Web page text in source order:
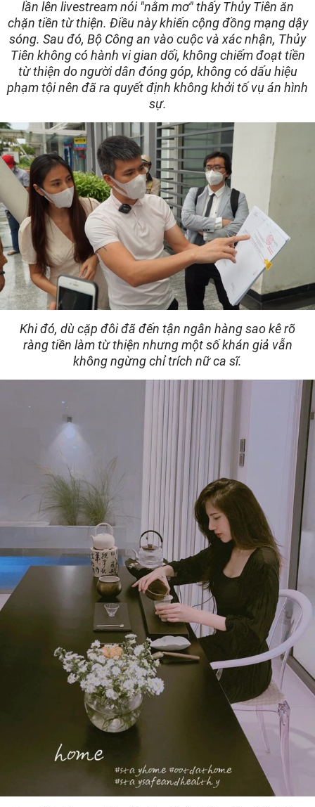
lần lên livestream nói "nằm mơ" thấy Thủy Tiên ăn
chặn tiền từ thiện. Điều này khiến cộng đồng mạng dậy
sóng. Sau đó, Bộ Công an vào cuộc và xác nhận, Thủy
Tiên không có hành vi gian dối, không chiếm đoạt tiền
từ thiện do người dân đóng góp, không có dấu hiệu
phạm tội nên đã ra quyết định không khởi tố vụ án hình
sự.
Khi đó, dù cặp đôi đã đến tận ngân hàng sao kê rõ
ràng tiền làm từ thiện nhưng một số khán giả vẫn
không ngừng chỉ trích nữ ca sĩ.